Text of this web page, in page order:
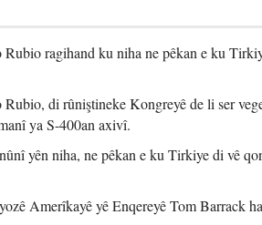
ragihand ku niha ne pêkan e ku
di rûniştineke Kongreyê de li ser
ya S-400an axivî.
yên niha, ne pêkan e ku Tirkiye di vê
Amerîkayê yê Enqereyê Tom Barrack